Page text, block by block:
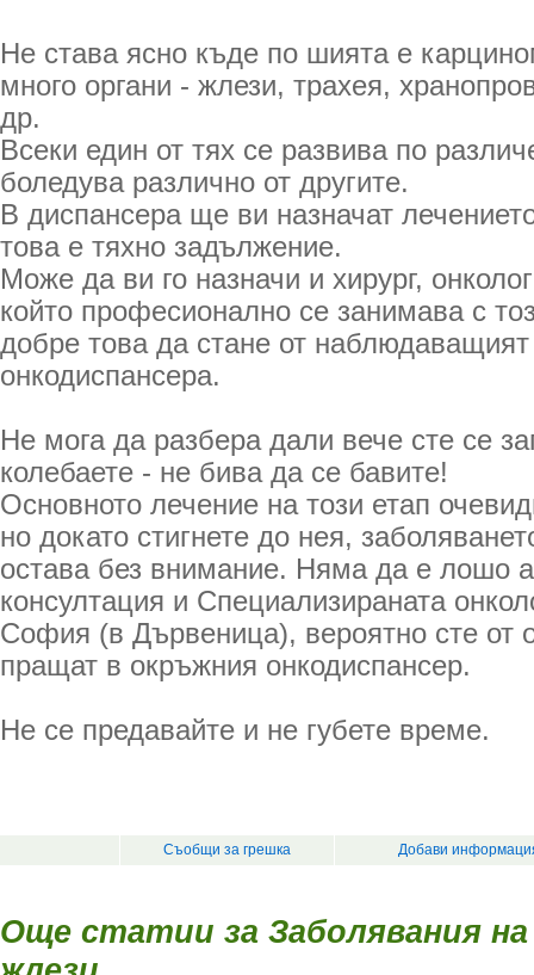
Не става ясно къде по шията е
много органи - жлези, трахея,
др.
Всеки един от тях се развива по
боледува различно от другите.
В диспансера ще ви назначат
това е тяхно задължение.
Може да ви го назначи и хирург,
който професионално се занимава с
добре това да стане от
онкодиспансера.
Не мога да разбера дали вече сте се
колебаете - не бива да се бавите!
Основното лечение на този етап
но докато стигнете до нея,
остава без внимание. Няма да е лошо
консултация и Специализираната
София (в Дървеница), вероятно сте от
пращат в окръжния онкодиспансер.
Не се предавайте и не губете време.
Съобщи за грешка Добави
Още статии за Заболявания